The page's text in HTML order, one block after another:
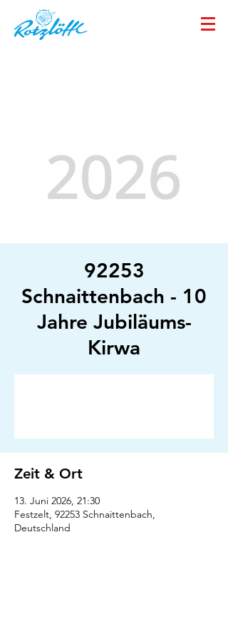
92253
Schnaittenbach - 10
Jahre Jubiläums-
Kirwa
Zeit & Ort
13. Juni 2026, 21:30
Festzelt, 92253 Schnaittenbach,
Deutschland